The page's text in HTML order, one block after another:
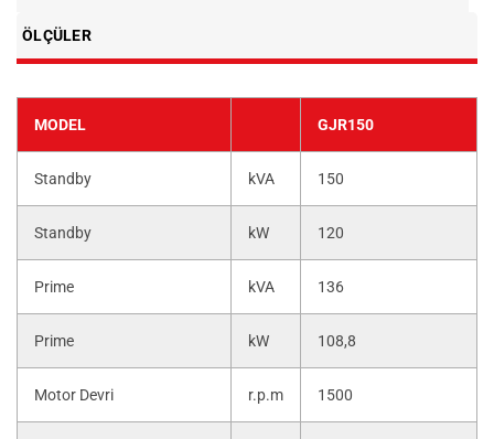
ÖLÇÜLER
MODEL GJR150
Standby kVA 150
Standby kW 120
Prime kVA 136
Prime kW 108,8
Motor Devri r.p.m 1500